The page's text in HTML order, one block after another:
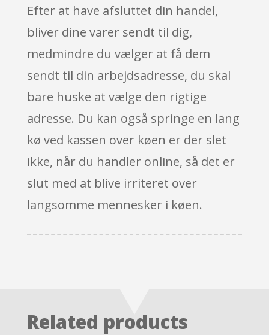
Efter at have afsluttet din handel,
bliver dine varer sendt til dig,
medmindre du vælger at få dem
sendt til din arbejdsadresse, du skal
bare huske at vælge den rigtige
adresse. Du kan også springe en lang
kø ved kassen over køen er der slet
ikke, når du handler online, så det er
slut med at blive irriteret over
langsomme mennesker i køen.
Related products